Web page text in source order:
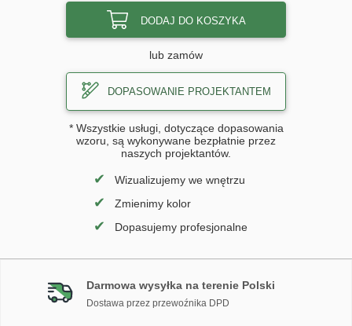
DODAJ DO KOSZYKA
lub zamów
DOPASOWANIE PROJEKTANTEM
* Wszystkie usługi, dotyczące dopasowania
wzoru, są wykonywane bezpłatnie przez
naszych projektantów.
✔ Wizualizujemy we wnętrzu
✔ Zmienimy kolor
✔ Dopasujemy profesjonalne
Darmowa wysyłka na terenie Polski
Dostawa przez przewoźnika DPD